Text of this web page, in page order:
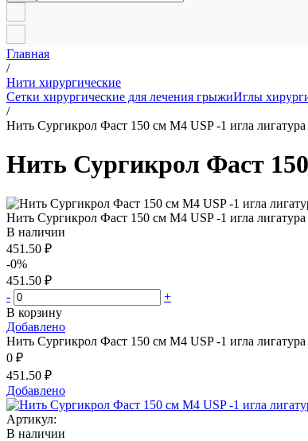
Главная
/
Нити хирургические
Сетки хирургические для лечения грыжиИглы
/
Нить Сургикрол Фаст 150 см М4 USP -1 игла
Нить Сургикрол Фаст
Нить Сургикрол Фаст 150 см М4 USP -1 игла
В наличии
451.50 ₽
-0%
451.50 ₽
-
+
В корзину
Добавлено
Нить Сургикрол Фаст 150 см М4 USP -1 игла
0 ₽
451.50 ₽
Добавлено
Артикул:
В наличии